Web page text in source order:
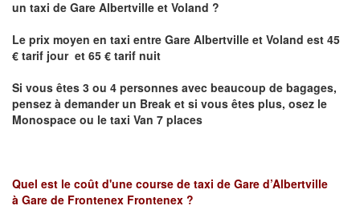
un taxi de Gare Albertville et Voland ?
Le prix moyen en taxi entre Gare Albertville et Voland est 45
€ tarif jour et 65 € tarif nuit
Si vous êtes 3 ou 4 personnes avec beaucoup de bagages,
pensez à demander un Break et si vous êtes plus, osez le
Monospace ou le taxi Van 7 places
Quel est le coût d'une course de taxi de Gare d’Albertville
à Gare de Frontenex Frontenex ?